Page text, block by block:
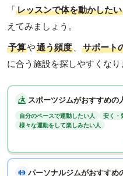
「レッスンで体を動かしたい
えてみましょう。
予算や通う頻度 、 サポート
に合う施設を探しやすくなり
スポーツジムがおすすめの
自分のペースで運動したい人
安く・
様々な運動をして楽しみたい人
パーソナルジムがおすすめ